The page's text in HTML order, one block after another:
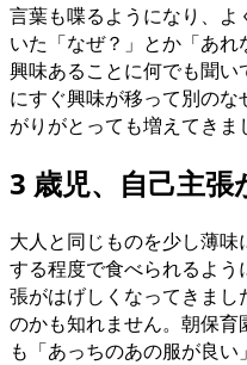
言葉も喋るようになり、
いた「なぜ？」とか「あれ
興味あることに何でも聞
にすぐ興味が移って別の
がりがとっても増えてきま
3 歳児、自己主
大人と同じものを少し薄味
する程度で食べられるよ
張がはげしくなってきま
のかも知れません。朝保
も「あっちのあの服が良